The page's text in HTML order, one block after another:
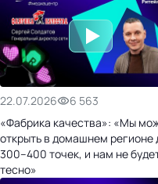
22.07.2026
6 563
«Фабрика качества»: «Мы
открыть в домашнем регионе
300–400 точек, и нам не
тесно»